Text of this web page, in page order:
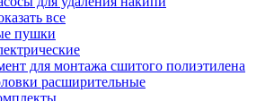
все
пушки
для монтажа сшитого полиэтилена
расширительные